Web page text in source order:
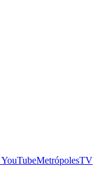
YouTubeMetrópolesTV